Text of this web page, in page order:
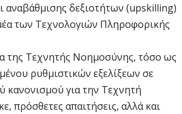
αναβάθμισης δεξιοτήτων (upskilling)
των Τεχνολογιών Πληροφορικής
της Τεχνητής Νοημοσύνης, τόσο ως
ρυθμιστικών εξελίξεων σε
για την Τεχνητή
πρόσθετες απαιτήσεις, αλλά και